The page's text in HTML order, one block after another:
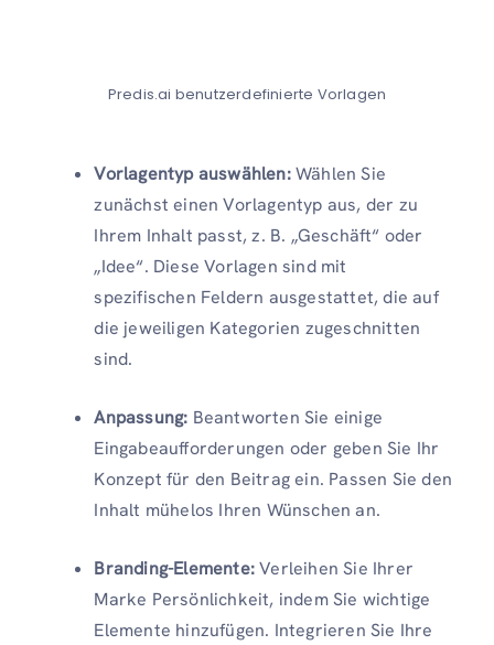
Predis.ai benutzerdefinierte Vorlagen
Vorlagentyp auswählen:Wählen Sie
zunächst einen Vorlagentyp aus, der zu
Ihrem Inhalt passt, z. B. „Geschäft“ oder
„Idee“. Diese Vorlagen sind mit
spezifischen Feldern ausgestattet, die auf
die jeweiligen Kategorien zugeschnitten
sind.
Anpassung: Beantworten Sie einige
Eingabeaufforderungen oder geben Sie Ihr
Konzept für den Beitrag ein. Passen Sie den
Inhalt mühelos Ihren Wünschen an.
Branding-Elemente:Verleihen Sie Ihrer
Marke Persönlichkeit, indem Sie wichtige
Elemente hinzufügen. Integrieren Sie Ihre